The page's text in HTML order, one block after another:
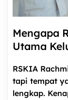
Mengapa
Utama
RSKIA
tapi tempat
lengkap.